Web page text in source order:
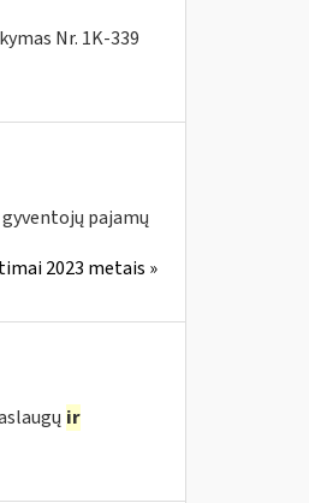
Nr. 1K-339
pajamų
2023 metais »
ir